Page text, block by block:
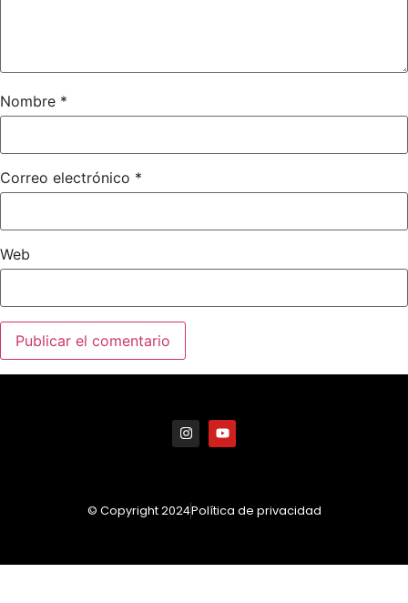
Nombre *
Correo electrónico *
Web
© Copyright 2024Política de privacidad